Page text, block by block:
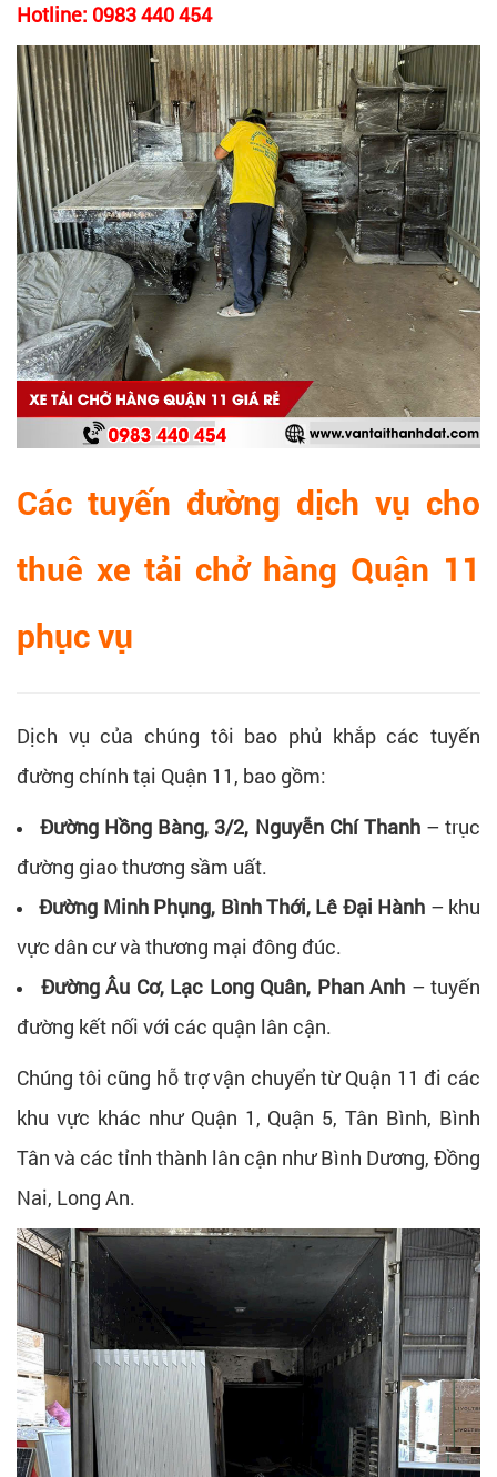
Hotline: 0983 440 454
Các tuyến đường dịch vụ cho
thuê xe tải chở hàng Quận 11
phục vụ
Dịch vụ của chúng tôi bao phủ khắp các tuyến
đường chính tại Quận 11, bao gồm:
Đường Hồng Bàng, 3/2, Nguyễn Chí Thanh– trục
đường giao thương sầm uất.
Đường Minh Phụng, Bình Thới, Lê Đại Hành – khu
vực dân cư và thương mại đông đúc.
Đường Âu Cơ, Lạc Long Quân, Phan Anh – tuyến
đường kết nối với các quận lân cận.
Chúng tôi cũng hỗ trợ vận chuyển từ Quận 11 đi các
khu vực khác như Quận 1, Quận 5, Tân Bình, Bình
Tân và các tỉnh thành lân cận như Bình Dương, Đồng
Nai, Long An.